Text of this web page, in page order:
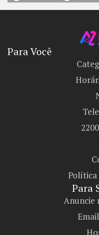
Para Você
Política
Para
Anuncie